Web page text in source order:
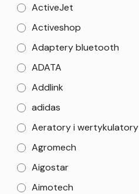
ActiveJet
Activeshop
Adaptery bluetooth
ADATA
Addlink
adidas
Aeratory i wertykulatory
Agromech
Aigostar
Aimotech